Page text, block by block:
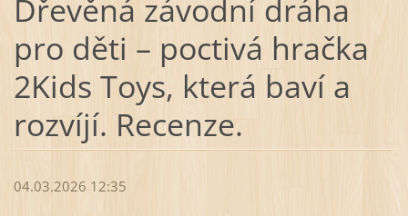
Dřevěná závodní dráha
pro děti – poctivá hračka
2Kids Toys, která baví a
rozvíjí. Recenze.
04.03.2026 12:35